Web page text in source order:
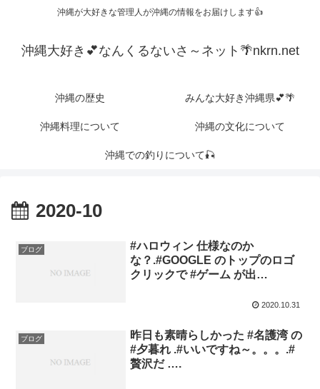
沖縄が大好きな管理人が沖縄の情報をお届けします👍
沖縄大好き💕なんくるないさ～ネット🌴nkrn.net
沖縄の歴史 みんな大好き沖縄県💕🌴
沖縄料理について 沖縄の文化について
沖縄での釣りについて🎣
2020-10
ブログ
#ハロウィン 仕様なのか
な？.#GOOGLE のトップのロゴ
クリックで #ゲーム が出…
2020.10.31
ブログ
昨日も素晴らしかった #名護湾 の
#夕暮れ .#いいですね～。。。.#
贅沢だ ….